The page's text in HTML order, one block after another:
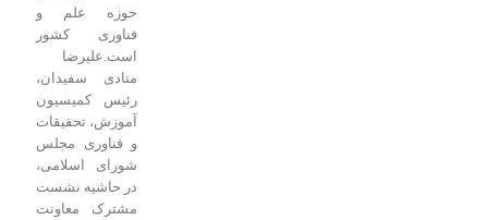
حوزه علم و
فناوری کشور
منادی سفیدان،
رئیس کمیسیون
آموزش، تحقیقات
و فناوری مجلس
شورای اسلامی،
در حاشیه نشست
مشترک معاونت